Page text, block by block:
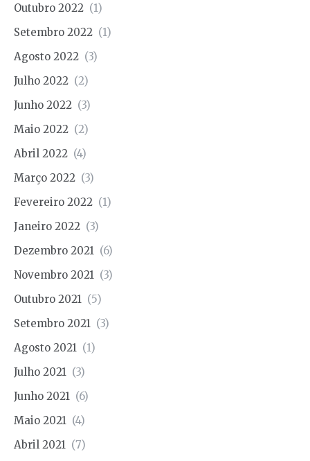
Outubro 2022 (1)
Setembro 2022 (1)
Agosto 2022 (3)
Julho 2022 (2)
Junho 2022 (3)
Maio 2022 (2)
Abril 2022 (4)
Março 2022 (3)
Fevereiro 2022 (1)
Janeiro 2022 (3)
Dezembro 2021 (6)
Novembro 2021 (3)
Outubro 2021 (5)
Setembro 2021 (3)
Agosto 2021 (1)
Julho 2021 (3)
Junho 2021 (6)
Maio 2021 (4)
Abril 2021 (7)